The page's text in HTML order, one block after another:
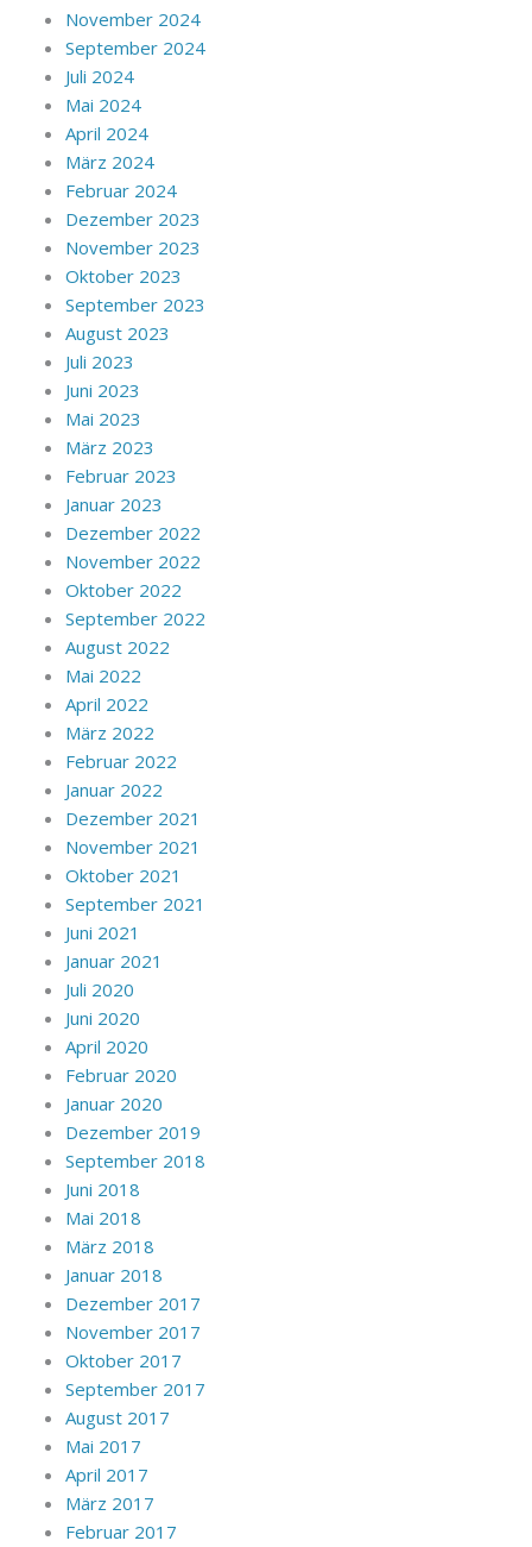
November 2024
September 2024
Juli 2024
Mai 2024
April 2024
März 2024
Februar 2024
Dezember 2023
November 2023
Oktober 2023
September 2023
August 2023
Juli 2023
Juni 2023
Mai 2023
März 2023
Februar 2023
Januar 2023
Dezember 2022
November 2022
Oktober 2022
September 2022
August 2022
Mai 2022
April 2022
März 2022
Februar 2022
Januar 2022
Dezember 2021
November 2021
Oktober 2021
September 2021
Juni 2021
Januar 2021
Juli 2020
Juni 2020
April 2020
Februar 2020
Januar 2020
Dezember 2019
September 2018
Juni 2018
Mai 2018
März 2018
Januar 2018
Dezember 2017
November 2017
Oktober 2017
September 2017
August 2017
Mai 2017
April 2017
März 2017
Februar 2017